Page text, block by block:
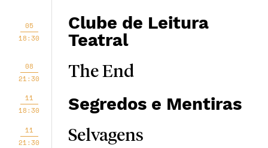
05
18:30
Clube de Leitura
Teatral
08
21:30
The End
11
18:30
Segredos e Mentiras
11
21:30
Selvagens